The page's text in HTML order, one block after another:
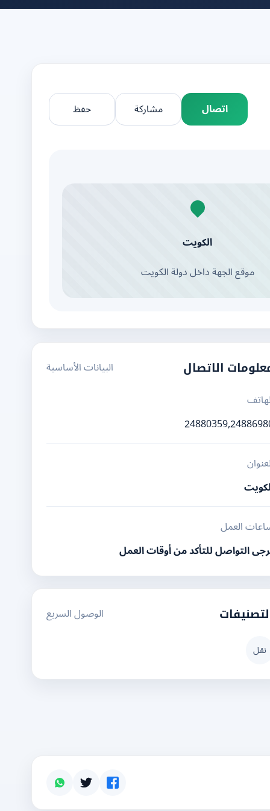
اتصال مشاركة حفظ
الكويت
موقع الجهة داخل دولة الكويت
الاتصال
البيانات الأساسية
العمل
التواصل للتأكد من أوقات العمل
الوصول السريع
نقل